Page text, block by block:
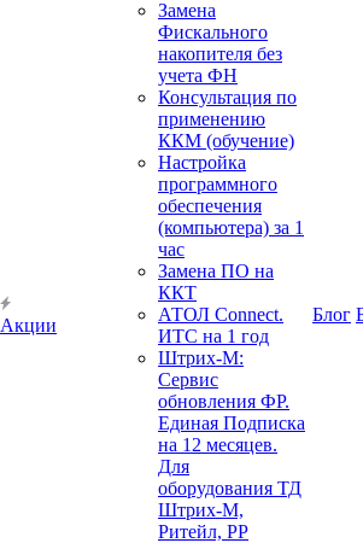
Акции
Замена
Фискального
накопителя без
учета ФН
Консультация по
применению
ККМ (обучение)
Настройка
программного
обеспечения
(компьютера) за 1
час
Замена ПО на
ККТ
АТОЛ Connect.
ИТС на 1 год
Штрих-М:
Сервис
обновления ФР.
Единая Подписка
на 12 месяцев.
Для
оборудования ТД
Штрих-М,
Ритейл, РР
Блог